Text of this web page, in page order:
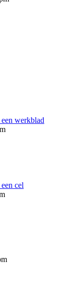
werkblad
cel